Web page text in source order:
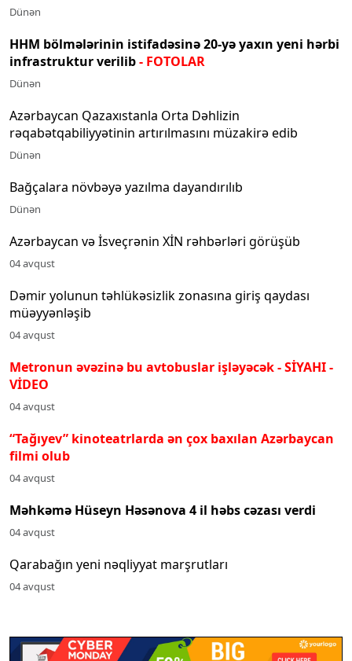
Dünən
HHM bölmələrinin istifadəsinə 20-yə yaxın yeni hərbi
infrastruktur verilib- FOTOLAR
Dünən
Azərbaycan Qazaxıstanla Orta Dəhlizin
rəqabətqabiliyyətinin artırılmasını müzakirə edib
Dünən
Bağçalara növbəyə yazılma dayandırılıb
Dünən
Azərbaycan və İsveçrənin XİN rəhbərləri görüşüb
04 avqust
Dəmir yolunun təhlükəsizlik zonasına giriş qaydası
müəyyənləşib
04 avqust
Metronun əvəzinə bu avtobuslar işləyəcək - SİYAHI-
VİDEO
04 avqust
“Tağıyev” kinoteatrlarda ən çox baxılan Azərbaycan
filmi olub
04 avqust
Məhkəmə Hüseyn Həsənova 4 il həbs cəzası verdi
04 avqust
Qarabağın yeni nəqliyyat marşrutları
04 avqust